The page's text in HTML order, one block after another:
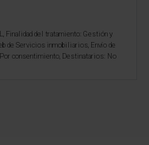
Finalidad del tratamiento: Gestión y
de Servicios inmobiliarios, Envío de
consentimiento, Destinatarios: No